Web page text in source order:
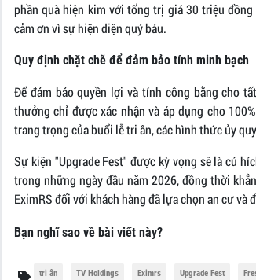
phần quà hiện kim với tổng trị giá 30 triệu
cảm ơn vì sự hiện diện quý báu.
Quy định chặt chẽ để đảm bảo tính minh bạch
Để đảm bảo quyền lợi và tính công bằng cho
thưởng chỉ được xác nhận và áp dụng cho
trang trọng của buổi lễ tri ân, các hình thức ủy
Sự kiện "Upgrade Fest" được kỳ vọng sẽ là cú
trong những ngày đầu năm 2026, đồng thời
EximRS đối với khách hàng đã lựa chọn an cư và
Bạn nghĩ sao về bài viết này?
tri ân TV Holdings Eximrs Upgrade Fest